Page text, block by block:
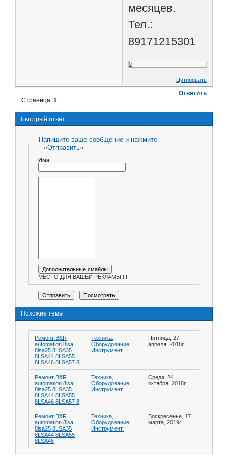
месяцев.
Тел.:
89171215301
0
Цитировать
Ответить
Страница:1
Быстрый ответ
Напишите ваше сообщение и нажмите
«Отправить»
Имя
МЕСТО ДЛЯ ВАШЕЙ РЕКЛАМЫ !!!
Похожие темы
Ремонт B&R
automation 8lsa
8lsa25 8LSA35
8LSA44 8LSA55
8LSA46 8LSA57 8
Техника,
Оборудование,
Инструмент.
Пятница, 27
апреля, 2018г.
Ремонт B&R
automation 8lsa
8lsa25 8LSA35
8LSA44 8LSA55
8LSA46 8LSA57 8
Техника,
Оборудование,
Инструмент.
Среда, 24
октября, 2018г.
Ремонт B&R
automation 8lsa
8lsa25 8LSA35
8LSA44 8LSA55
8LSA46
Техника,
Оборудование,
Инструмент.
Воскресенье, 17
марта, 2019г.